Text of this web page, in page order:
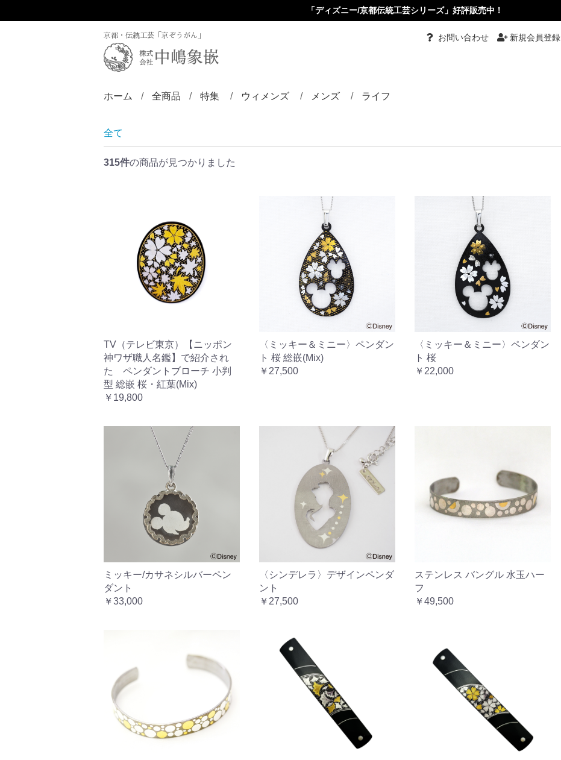
「ディズニー/京都伝統工芸シリーズ」好評販売中！
京都・伝統工芸「京ぞうがん」
ホーム 全商品 特集 ウィメンズ メンズ ライフ
お問い合わせ 新規会員登録
全て
315件の商品が見つかりました
TV（テレビ東京）【ニッポン
神ワザ職人名鑑】で紹介され
た ペンダントブローチ 小判
型 総嵌 桜・紅葉(Mix)
￥19,800
〈ミッキー＆ミニー〉ペンダン
ト 桜 総嵌(Mix)
￥27,500
〈ミッキー＆ミニー〉ペンダン
ト 桜
￥22,000
ミッキー/カサネシルバーペン
ダント
￥33,000
〈シンデレラ〉デザインペンダ
ント
￥27,500
ステンレス バングル 水玉ハー
フ
￥49,500